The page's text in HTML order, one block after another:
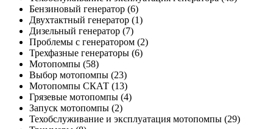
Бензиновый генератор (6)
Двухтактный генератор (1)
Дизельный генератор (7)
Проблемы с генератором (2)
Трехфазные генераторы (6)
Мотопомпы (58)
Выбор мотопомпы (23)
Мотопомпы СКАТ (13)
Грязевые мотопомпы (4)
Запуск мотопомпы (2)
Техобслуживание и эксплуатация мотопомпы (29)